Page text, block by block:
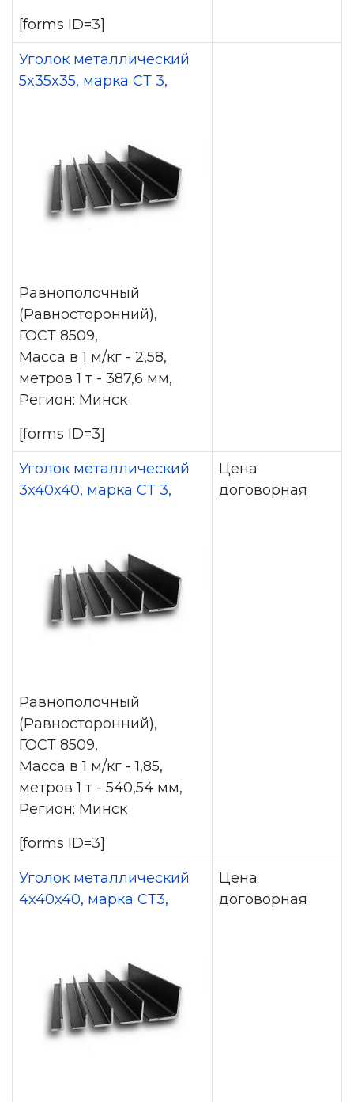
[forms ID=3]
Уголок металлический
5x35x35, марка СТ 3,
Равнополочный
(Равносторонний),
ГОСТ 8509,
Масса в 1 м/кг - 2,58,
метров 1 т - 387,6 мм,
Регион: Минск
[forms ID=3]
Уголок металлический
3x40x40, марка СТ 3,
Равнополочный
(Равносторонний),
ГОСТ 8509,
Масса в 1 м/кг - 1,85,
метров 1 т - 540,54 мм,
Регион: Минск
[forms ID=3]
Цена
договорная
Уголок металлический
4x40x40, марка СТ3,
Цена
договорная